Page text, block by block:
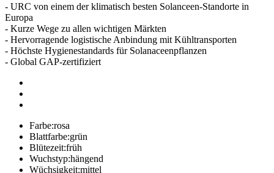
- URC von einem der klimatisch besten Solanceen-Standorte in
Europa
- Kurze Wege zu allen wichtigen Märkten
- Hervorragende logistische Anbindung mit Kühltransporten
- Höchste Hygienestandards für Solanaceenpflanzen
- Global GAP-zertifiziert
Farbe:rosa
Blattfarbe:grün
Blütezeit:früh
Wuchstyp:hängend
Wüchsigkeit:mittel